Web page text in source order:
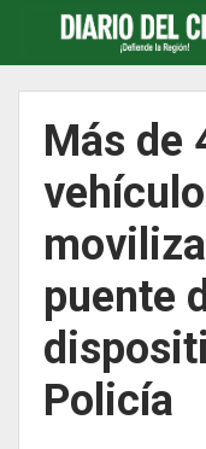
Más de
puente
Policía